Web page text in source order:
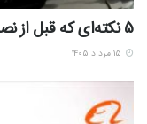
5 نکته‌ای که قبل از نصب شیشه جلو خودرو باید بدانید